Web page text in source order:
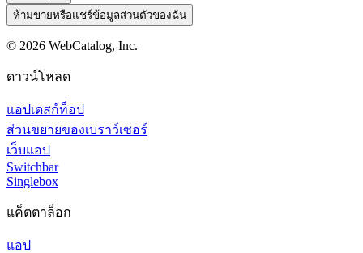
ห้ามขายหรือแชร์ข้อมูลส่วนตัวของฉัน
© 2026 WebCatalog, Inc.
ดาวน์โหลด
แอปเดสก์ท็อป
ส่วนขยายของเบราว์เซอร์
เว็บแอป
Switchbar
Singlebox
แค็ตตาล็อก
แอป